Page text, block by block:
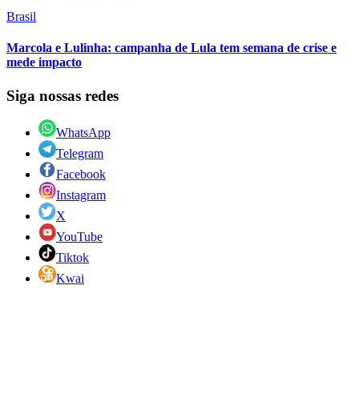
Brasil
Marcola e Lulinha: campanha de Lula tem semana de crise e
mede impacto
Siga nossas redes
WhatsApp
Telegram
Facebook
Instagram
X
YouTube
Tiktok
Kwai